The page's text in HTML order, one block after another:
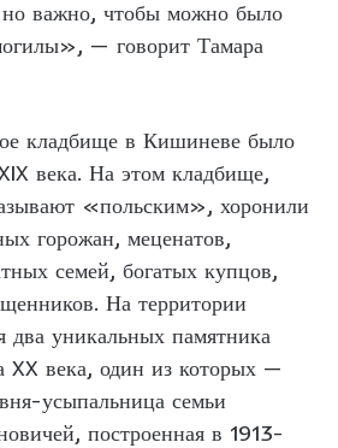
важно, чтобы можно было
— говорит Тамара
кладбище в Кишиневе было
века. На этом кладбище,
«польским», хоронили
горожан, меценатов,
семей, богатых купцов,
На территории
два уникальных памятника
XX века, один из которых —
усыпальница семьи
построенная в 1913-